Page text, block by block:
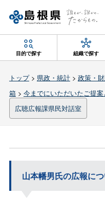
目的で探す 組織で探す
トップ> 県政・統計> 政策・
箱> 今までにいただいたご提
広聴広報課県民対話室
山本幡男氏の広報に